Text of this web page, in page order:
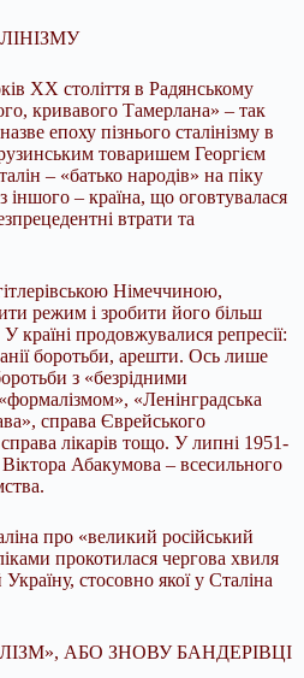
ХХ століття в Радянському
кривавого Тамерлана» – так
епоху пізнього сталінізму в
товаришем Георгієм
– «батько народів» на піку
іншого – країна, що оговтувалася
втрати та
Німеччиною,
режим і зробити його більш
країні продовжувалися репресії:
боротьби, арешти. Ось лише
з «безрідними
«Ленінградська
справа Єврейського
лікарів тощо. У липні 1951-
Абакумова – всесильного
про «великий російський
прокотилася чергова хвиля
стосовно якої у Сталіна
АБО ЗНОВУ БАНДЕРІВЦІ